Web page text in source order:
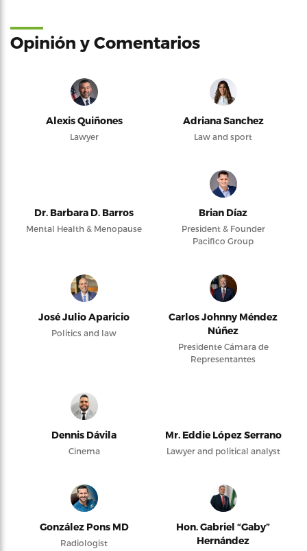
Opinión y Comentarios
Alexis Quiñones
Lawyer
Adriana Sanchez
Law and sport
Dr. Barbara D. Barros
Mental Health & Menopause
Brian Díaz
President & Founder
Pacifico Group
José Julio Aparicio
Politics and law
Carlos Johnny Méndez
Núñez
Presidente Cámara de
Representantes
Dennis Dávila
Cinema
Mr. Eddie López Serrano
Lawyer and political analyst
González Pons MD
Radiologist
Hon. Gabriel “Gaby”
Hernández